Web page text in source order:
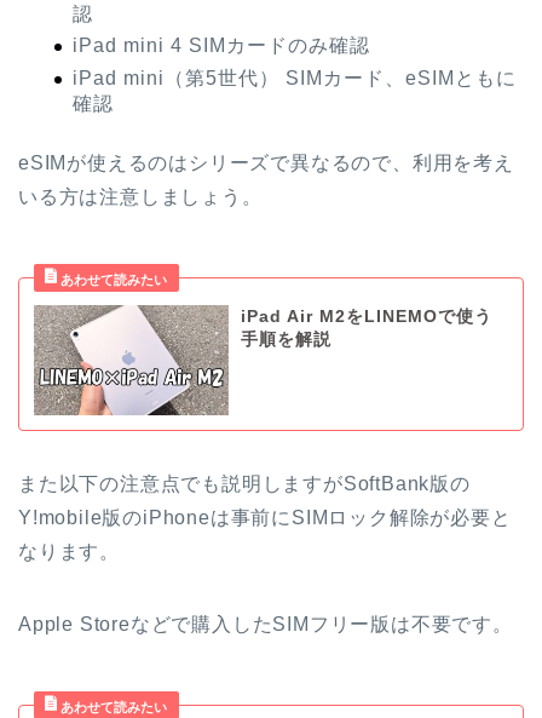
認
iPad mini 4 SIMカードのみ確認
iPad mini（第5世代） SIMカード、eSIMともに
確認
eSIMが使えるのはシリーズで異なるので、利用を考え
いる方は注意しましょう。
iPad Air M2をLINEMOで使う
手順を解説
また以下の注意点でも説明しますがSoftBank版の
Y!mobile版のiPhoneは事前にSIMロック解除が必要と
なります。
Apple Storeなどで購入したSIMフリー版は不要です。